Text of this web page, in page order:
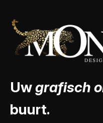
Uwgrafisch
buurt.